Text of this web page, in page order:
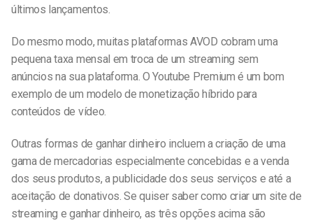
últimos lançamentos.
Do mesmo modo, muitas plataformas AVOD cobram uma
pequena taxa mensal em troca de um streaming sem
anúncios na sua plataforma. O Youtube Premium é um bom
exemplo de um modelo de monetização híbrido para
conteúdos de vídeo.
Outras formas de ganhar dinheiro incluem a criação de uma
gama de mercadorias especialmente concebidas e a venda
dos seus produtos, a publicidade dos seus serviços e até a
aceitação de donativos. Se quiser saber como criar um site de
streaming e ganhar dinheiro, as três opções acima são